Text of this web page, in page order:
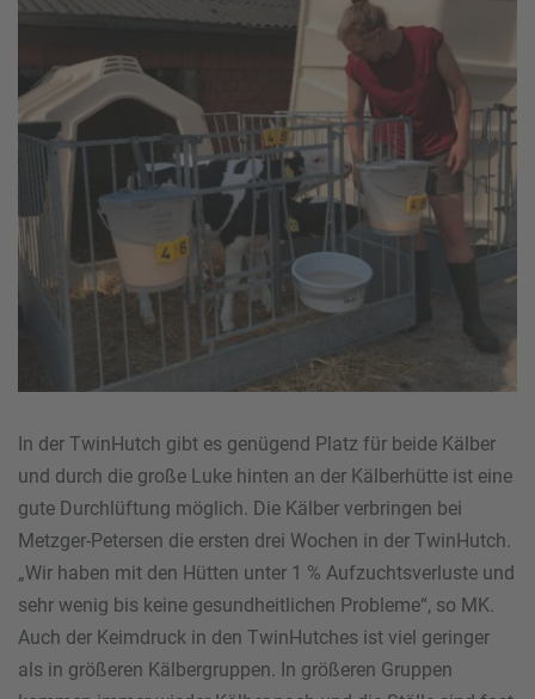
In der TwinHutch gibt es genügend Platz für beide Kälber
und durch die große Luke hinten an der Kälberhütte ist eine
gute Durchlüftung möglich. Die Kälber verbringen bei
Metzger-Petersen die ersten drei Wochen in der TwinHutch.
„Wir haben mit den Hütten unter 1 % Aufzuchtsverluste und
sehr wenig bis keine gesundheitlichen Probleme“, so MK.
Auch der Keimdruck in den TwinHutches ist viel geringer
als in größeren Kälbergruppen. In größeren Gruppen